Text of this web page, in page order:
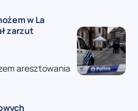
w La
zarzut
aresztowania